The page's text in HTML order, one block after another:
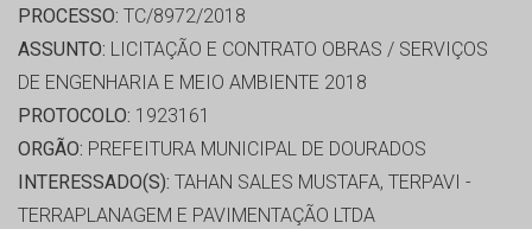
PROCESSO: TC/8972/2018
ASSUNTO: LICITAÇÃO E CONTRATO OBRAS / SERVIÇOS
DE ENGENHARIA E MEIO AMBIENTE 2018
PROTOCOLO: 1923161
ORGÃO: PREFEITURA MUNICIPAL DE DOURADOS
INTERESSADO(S): TAHAN SALES MUSTAFA, TERPAVI -
TERRAPLANAGEM E PAVIMENTAÇÃO LTDA